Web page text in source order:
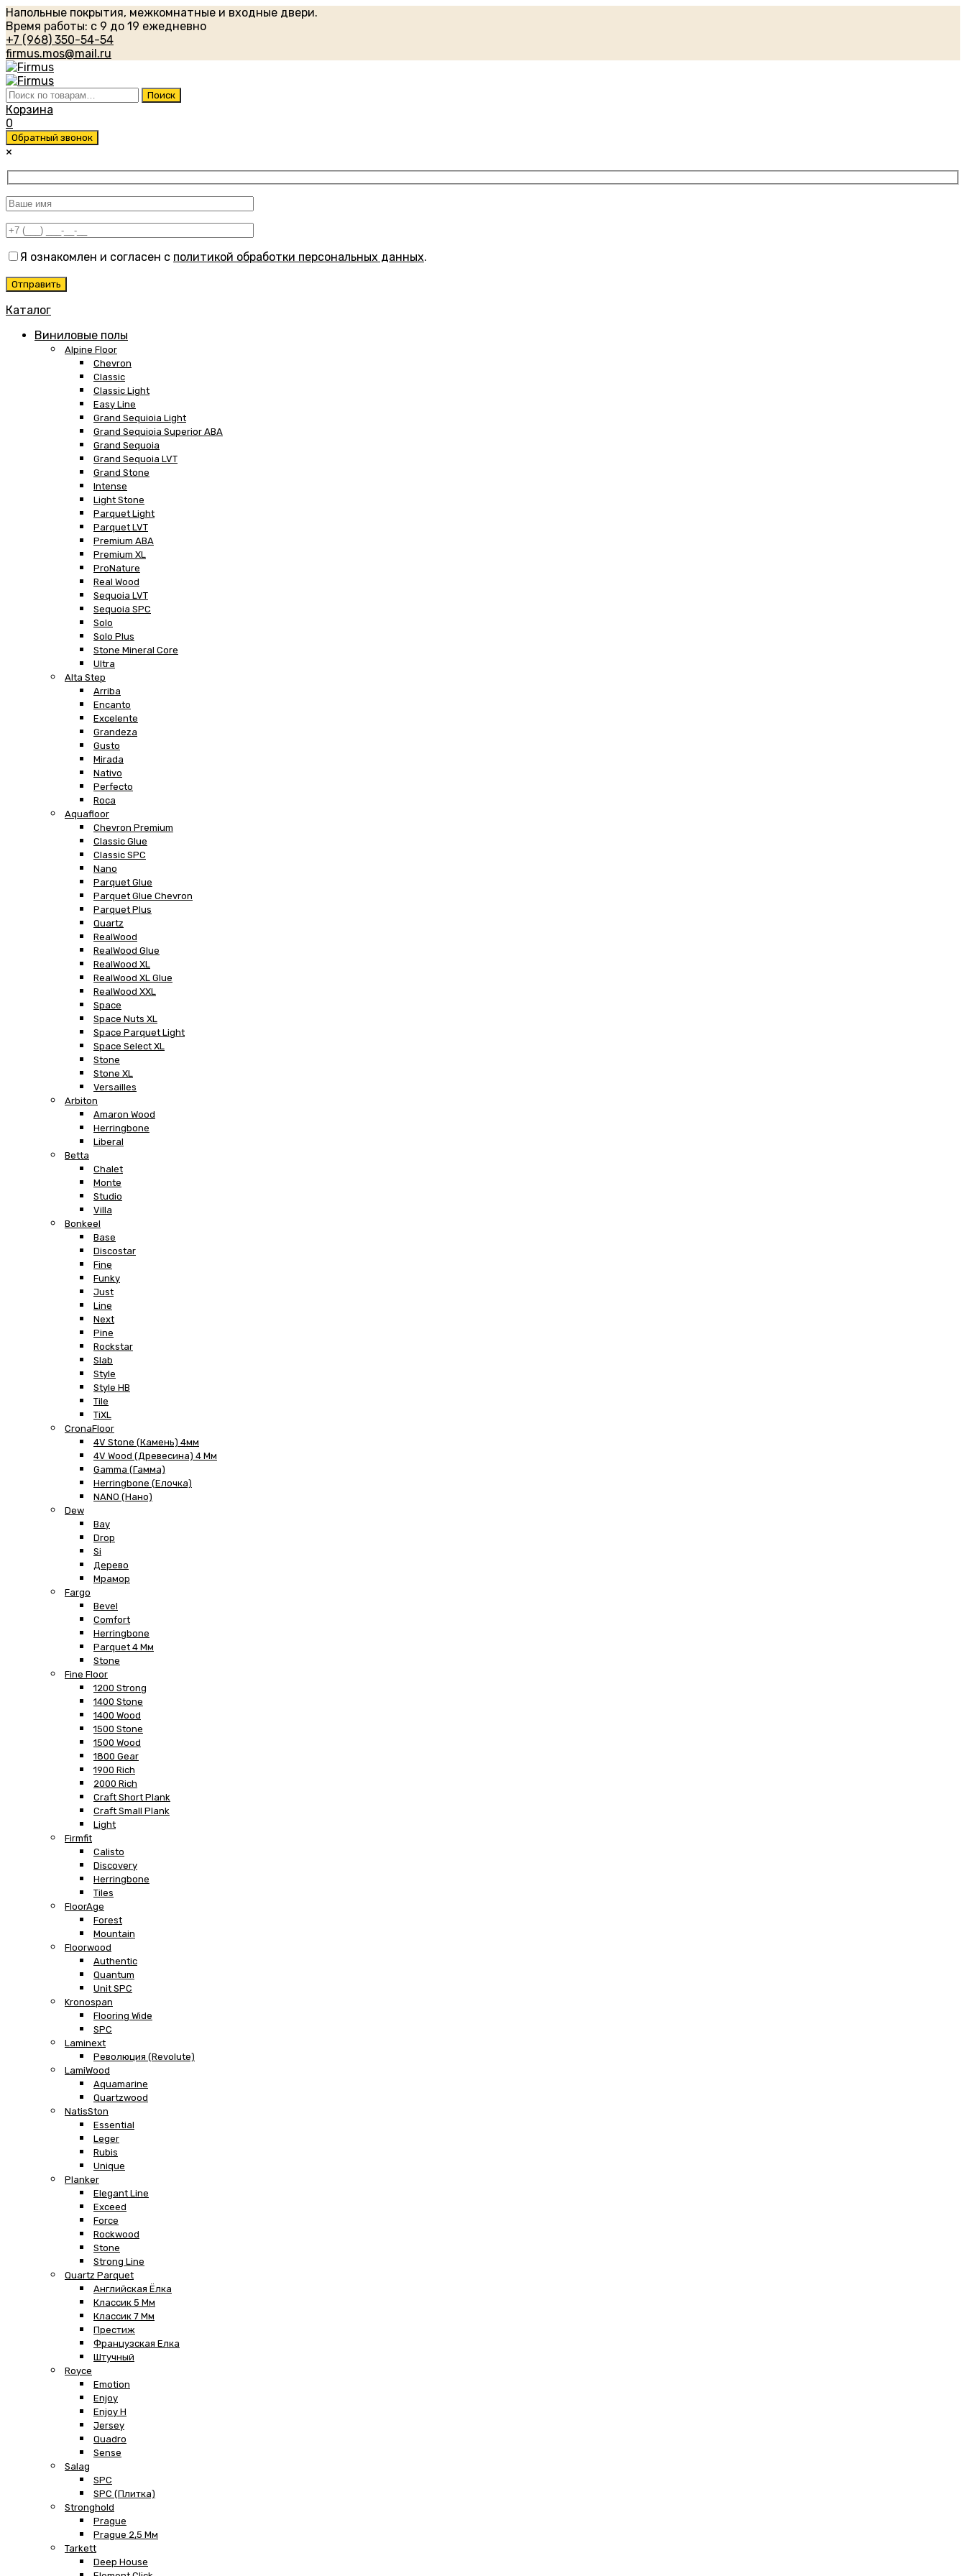
Напольные покрытия, межкомнатные и входные двери.
Время работы: с 9 до 19 ежедневно
+7 (968) 350-54-54
firmus.mos@mail.ru
Искать: Поиск
Корзина
0
Обратный звонок
×
Я ознакомлен и согласен с политикой обработки персональных данных.
Каталог
Виниловые полы
Alpine Floor
Chevron
Classic
Classic Light
Easy Line
Grand Sequioia Light
Grand Sequioia Superior ABA
Grand Sequoia
Grand Sequoia LVT
Grand Stone
Intense
Light Stone
Parquet Light
Parquet LVT
Premium ABA
Premium XL
ProNature
Real Wood
Sequoia LVT
Sequoia SPC
Solo
Solo Plus
Stone Mineral Core
Ultra
Alta Step
Arriba
Encanto
Excelente
Grandeza
Gusto
Mirada
Nativo
Perfecto
Roca
Aquafloor
Chevron Premium
Classic Glue
Classic SPC
Nano
Parquet Glue
Parquet Glue Chevron
Parquet Plus
Quartz
RealWood
RealWood Glue
RealWood XL
RealWood XL Glue
RealWood XXL
Space
Space Nuts XL
Space Parquet Light
Space Select XL
Stone
Stone XL
Versailles
Arbiton
Amaron Wood
Herringbone
Liberal
Betta
Chalet
Monte
Studio
Villa
Bonkeel
Base
Discostar
Fine
Funky
Just
Line
Next
Pine
Rockstar
Slab
Style
Style HB
Tile
TiXL
CronaFloor
4V Stone (Камень) 4мм
4V Wood (Древесина) 4 Мм
Gamma (Гамма)
Herringbone (Елочка)
NANO (Нано)
Dew
Bay
Drop
Si
Дерево
Мрамор
Fargo
Bevel
Comfort
Herringbone
Parquet 4 Мм
Stone
Fine Floor
1200 Strong
1400 Stone
1400 Wood
1500 Stone
1500 Wood
1800 Gear
1900 Rich
2000 Rich
Craft Short Plank
Craft Small Plank
Light
Firmfit
Calisto
Discovery
Herringbone
Tiles
FloorAge
Forest
Mountain
Floorwood
Authentic
Quantum
Unit SPC
Kronospan
Flooring Wide
SPC
Laminext
Революция (Revolute)
LamiWood
Aquamarine
Quartzwood
NatisSton
Essential
Leger
Rubis
Unique
Planker
Elegant Line
Exceed
Force
Rockwood
Stone
Strong Line
Quartz Parquet
Английская Ёлка
Классик 5 Мм
Классик 7 Мм
Престиж
Французская Елка
Штучный
Royce
Emotion
Enjoy
Enjoy H
Jersey
Quadro
Sense
Salag
SPC
SPC (плитка)
Stronghold
Prague
Prague 2,5 Мм
Tarkett
Deep House